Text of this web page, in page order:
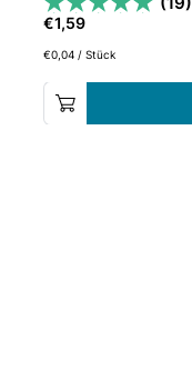
€1,59
€0,04 /Stück